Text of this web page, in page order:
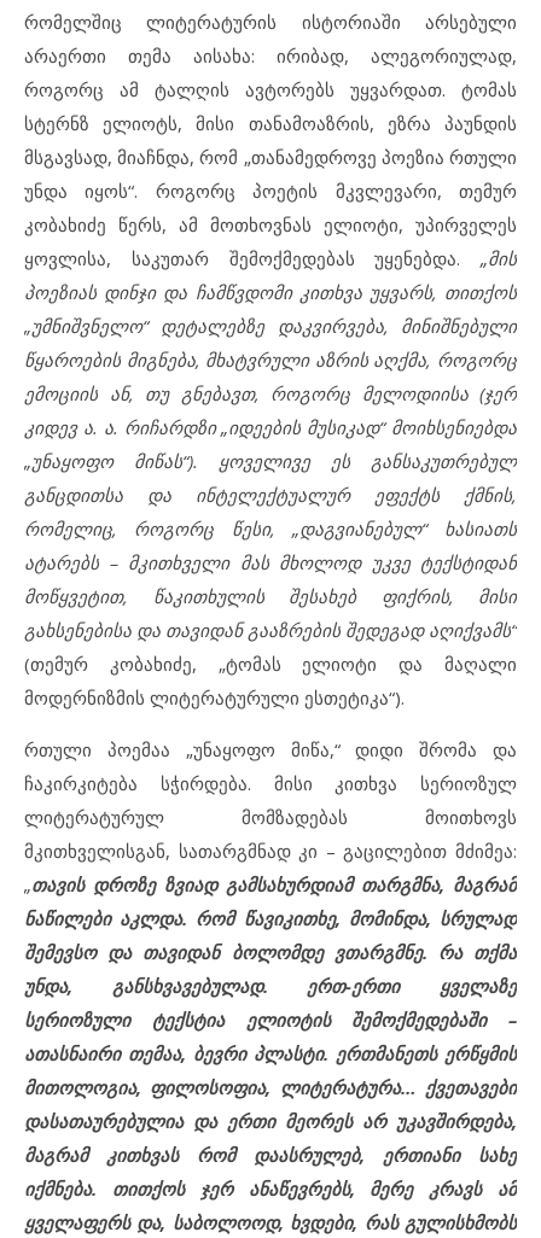
რომელშიც ლიტერატურის ისტორიაში არსებული
არაერთი თემა აისახა: ირიბად, ალეგორიულად,
როგორც ამ ტალღის ავტორებს უყვარდათ. ტომას
სტერნზ ელიოტს, მისი თანამოაზრის, ეზრა პაუნდის
მსგავსად, მიაჩნდა, რომ „თანამედროვე პოეზია რთული
უნდა იყოს“. როგორც პოეტის მკვლევარი, თემურ
კობახიძე წერს, ამ მოთხოვნას ელიოტი, უპირველეს
ყოვლისა, საკუთარ შემოქმედებას უყენებდა. „მის
პოეზიას დინჯი და ჩამწვდომი კითხვა უყვარს, თითქოს
„უმნიშვნელო“ დეტალებზე დაკვირვება, მინიშნებული
წყაროების მიგნება, მხატვრული აზრის აღქმა, როგორც
ემოციის ან, თუ გნებავთ, როგორც მელოდიისა (ჯერ
კიდევ ა. ა. რიჩარდზი „იდეების მუსიკად“ მოიხსენიებდა
„უნაყოფო მიწას“). ყოველივე ეს განსაკუთრებულ
განცდითსა და ინტელექტუალურ ეფექტს ქმნის,
რომელიც, როგორც წესი, „დაგვიანებულ“ ხასიათს
ატარებს – მკითხველი მას მხოლოდ უკვე ტექსტიდან
მოწყვეტით,
წაკითხულის შესახებ ფიქრის, მისი
გახსენებისა და თავიდან გააზრების შედეგად აღიქვამს“
(თემურ კობახიძე, „ტომას ელიოტი და მაღალი
მოდერნიზმის ლიტერატურული ესთეტიკა“).
რთული პოემაა „უნაყოფო მიწა,“ დიდი შრომა და
ჩაკირკიტება სჭირდება. მისი კითხვა სერიოზულ
ლიტერატურულ მომზადებას მოითხოვს
მკითხველისგან, სათარგმნად კი – გაცილებით მძიმეა:
„თავის დროზე ზვიად გამსახურდიამ თარგმნა, მაგრამ
ნაწილები აკლდა. რომ წავიკითხე, მომინდა, სრულად
შემევსო და თავიდან ბოლომდე ვთარგმნე. რა თქმა
უნდა, განსხვავებულად.
ერთ-ერთი ყველაზე
სერიოზული ტექსტია ელიოტის შემოქმედებაში –
ათასნაირი თემაა, ბევრი პლასტი. ერთმანეთს ერწყმის
მითოლოგია, ფილოსოფია, ლიტერატურა… ქვეთავები
დასათაურებულია და ერთი მეორეს არ უკავშირდება,
მაგრამ კითხვას რომ დაასრულებ, ერთიანი სახე
იქმნება. თითქოს ჯერ ანაწევრებს, მერე კრავს ამ
ყველაფერს და, საბოლოოდ, ხვდები, რას გულისხმობს